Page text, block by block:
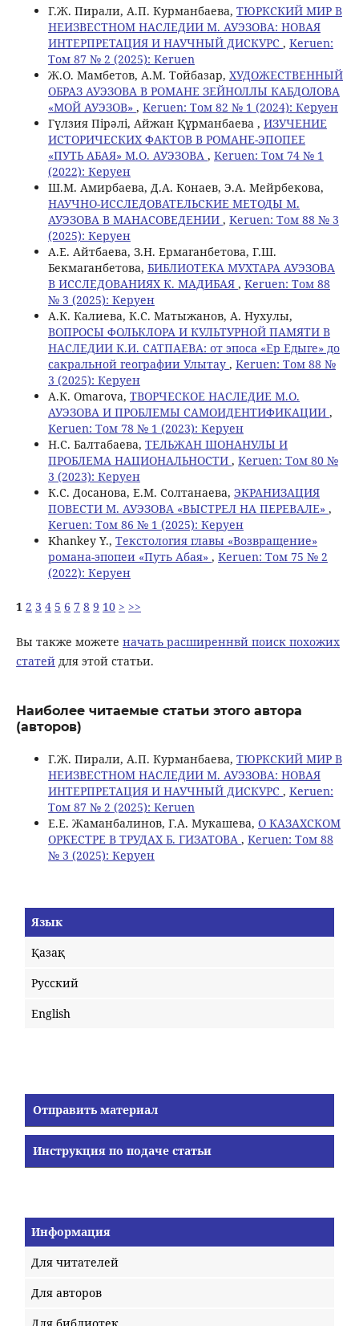
Г.Ж. Пирали, А.П. Курманбаева, ТЮРКСКИЙ МИР В
НЕИЗВЕСТНОМ НАСЛЕДИИ М. АУЭЗОВА: НОВАЯ
ИНТЕРПРЕТАЦИЯ И НАУЧНЫЙ ДИСКУРС , Keruen:
Том 87 № 2 (2025): Keruen
Ж.О. Мамбетов, A.M. Тойбазар, ХУДОЖЕСТВЕННЫЙ
ОБРАЗ АУЭЗОВА В РОМАНЕ ЗЕЙНОЛЛЫ КАБДОЛОВА
«МОЙ АУЭЗОВ» , Keruen: Том 82 № 1 (2024): Керуен
Гүлзия Пірәлі, Айжан Құрманбаева , ИЗУЧЕНИЕ
ИСТОРИЧЕСКИХ ФАКТОВ В РОМАНЕ-ЭПОПЕЕ
«ПУТЬ АБАЯ» М.О. АУЭЗОВА , Keruen: Том 74 № 1
(2022): Керуен
Ш.М. Амирбаева, Д.А. Конаев, Э.А. Мейрбекова,
НАУЧНО-ИССЛЕДОВАТЕЛЬСКИЕ МЕТОДЫ М.
АУЭЗОВА В МАНАСОВЕДЕНИИ , Keruen: Том 88 № 3
(2025): Керуен
А.Е. Айтбаева, З.Н. Ермаганбетова, Г.Ш.
Бекмаганбетова, БИБЛИОТЕКА МУХТАРА АУЭЗОВА
В ИССЛЕДОВАНИЯХ К. МАДИБАЯ , Keruen: Том 88
№ 3 (2025): Керуен
А.К. Калиева, К.С. Матыжанов, А. Нухулы,
ВОПРОСЫ ФОЛЬКЛОРА И КУЛЬТУРНОЙ ПАМЯТИ В
НАСЛЕДИИ К.И. САТПАЕВА: от эпоса «Ер Едыге» до
сакральной географии Улытау , Keruen: Том 88 №
3 (2025): Керуен
A.К. Omarova, ТВОРЧЕСКОЕ НАСЛЕДИЕ М.О.
АУЭЗОВА И ПРОБЛЕМЫ САМОИДЕНТИФИКАЦИИ ,
Keruen: Том 78 № 1 (2023): Керуен
Н.С. Балтабаева, ТЕЛЬЖАН ШОНАНУЛЫ И
ПРОБЛЕМА НАЦИОНАЛЬНОСТИ , Keruen: Том 80 №
3 (2023): Керуен
К.С. Досанова, Е.М. Солтанаева, ЭКРАНИЗАЦИЯ
ПОВЕСТИ М. АУЭЗОВА «ВЫСТРЕЛ НА ПЕРЕВАЛЕ» ,
Keruen: Том 86 № 1 (2025): Керуен
Khankey Y., Текстология главы «Возвращение»
романа-эпопеи «Путь Абая» , Keruen: Том 75 № 2
(2022): Керуен
1 2 3 4 5 6 7 8 9 10 > >>
Вы также можете начать расширеннвй поиск похожих
статейдля этой статьи.
Наиболее читаемые статьи этого автора
(авторов)
Г.Ж. Пирали, А.П. Курманбаева, ТЮРКСКИЙ МИР В
НЕИЗВЕСТНОМ НАСЛЕДИИ М. АУЭЗОВА: НОВАЯ
ИНТЕРПРЕТАЦИЯ И НАУЧНЫЙ ДИСКУРС , Keruen:
Том 87 № 2 (2025): Keruen
Е.Е. Жаманбалинов, Г.А. Мукашева, О КАЗАХСКОМ
ОРКЕСТРЕ В ТРУДАХ Б. ГИЗАТОВА , Keruen: Том 88
№ 3 (2025): Керуен
Язык
Қазақ
Русский
English
Отправить материал
Инструкция по подаче статьи
Информация
Для читателей
Для авторов
Для библиотек